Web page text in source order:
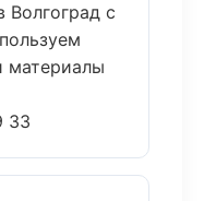
Волгоград с
материалы
33